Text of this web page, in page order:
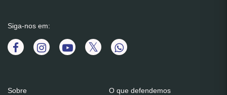
Siga-nos em:
Sobre O que defendemos